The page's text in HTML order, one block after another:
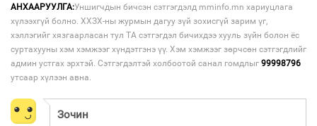
АНХААРУУЛГА:Уншигчдын бичсэн сэтгэгдэлд mminfo.mn хариуцлага
хүлээхгүй болно. ХХЗХ-ны журмын дагуу зүй зохисгүй зарим үг,
хэллэгийг хязгаарласан тул ТА сэтгэгдэл бичихдээ хууль зүйн болон ёс
суртахууны хэм хэмжээг хүндэтгэнэ үү. Хэм хэмжээг зөрчсөн сэтгэгдлийг
админ устгах эрхтэй. Сэтгэгдэлтэй холбоотой санал гомдлыг 99998796
утсаар хүлээн авна.